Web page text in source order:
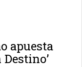
apuesta